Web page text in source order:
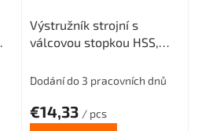
Výstružník strojní s
válcovou stopkou HSS,
Dodání do 3 pracovních dnů
€14,33 / pcs